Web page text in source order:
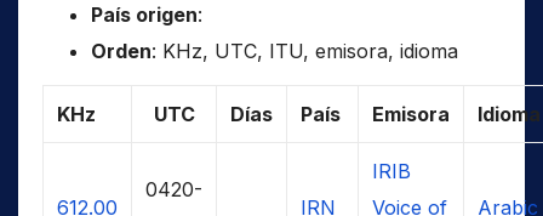
País origen:
Orden: KHz, UTC, ITU, emisora, idioma
KHz UTC Días País Emisora Idioma
612.00
0420-
IRN
IRIB
Voice of
Arabic